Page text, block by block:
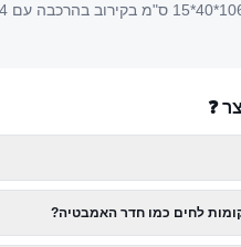
❓
לחים כמו חדר האמבטיה?